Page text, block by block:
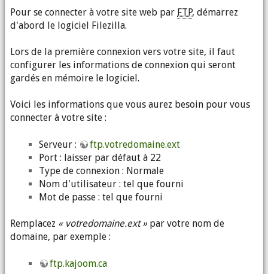
Pour se connecter à votre site web par FTP, démarrez
d'abord le logiciel Filezilla.
Lors de la première connexion vers votre site, il faut
configurer les informations de connexion qui seront
gardés en mémoire le logiciel.
Voici les informations que vous aurez besoin pour vous
connecter à votre site :
Serveur :
ftp.votredomaine.ext
Port : laisser par défaut à 22
Type de connexion : Normale
Nom d'utilisateur : tel que fourni
Mot de passe : tel que fourni
Remplacez « votredomaine.ext »par votre nom de
domaine, par exemple :
ftp.kajoom.ca